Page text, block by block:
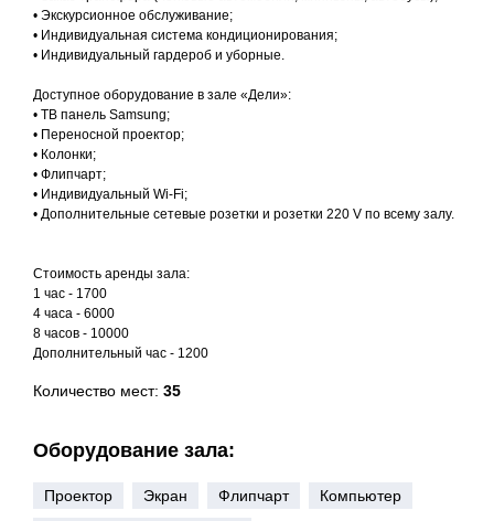
• Экскурсионное обслуживание;
• Индивидуальная система кондиционирования;
• Индивидуальный гардероб и уборные.
Доступное оборудование в зале «Дели»:
• ТВ панель Samsung;
• Переносной проектор;
• Колонки;
• Флипчарт;
• Индивидуальный Wi-Fi;
• Дополнительные сетевые розетки и розетки 220 V по всему залу.
Стоимость аренды зала:
1 час - 1700
4 часа - 6000
8 часов - 10000
Дополнительный час - 1200
Количество мест: 35
Оборудование зала:
Проектор Экран Флипчарт
Компьютер